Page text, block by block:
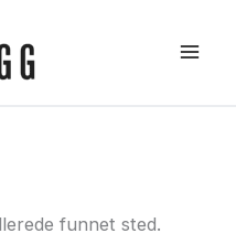
funnet sted.